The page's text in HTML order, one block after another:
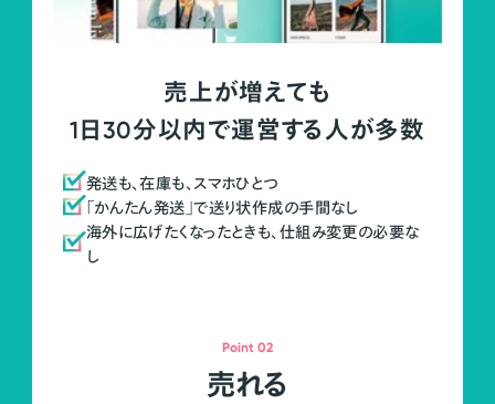
売上が増えても
1日30分以内で運営する人が多数
発送も、在庫も、スマホひとつ
「かんたん発送」で送り状作成の手間なし
海外に広げたくなったときも、仕組み変更の必要な
し
Point 02
売れる